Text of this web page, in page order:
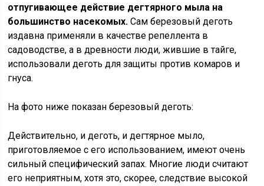
отпугивающее действие дегтярного мыла на
большинство насекомых. Сам березовый деготь
издавна применяли в качестве репеллента в
садоводстве, а в древности люди, жившие в тайге,
использовали деготь для защиты против комаров и
гнуса.
На фото ниже показан березовый деготь:
Действительно, и деготь, и дегтярное мыло,
приготовляемое с его использованием, имеют очень
сильный специфический запах. Многие люди считают
его неприятным, хотя это, скорее, следствие высокой